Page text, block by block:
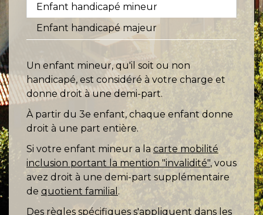
Enfant handicapé mineur
Enfant handicapé majeur
Un enfant mineur, qu'il soit ou non
handicapé, est considéré à votre charge et
donne droit à une demi-part.
À partir du 3e enfant, chaque enfant donne
droit à une part entière.
Si votre enfant mineur a la carte mobilité
inclusion portant la mention "invalidité", vous
avez droit à une demi-part supplémentaire
de quotient familial .
Des règles spécifiques s'appliquent dans les